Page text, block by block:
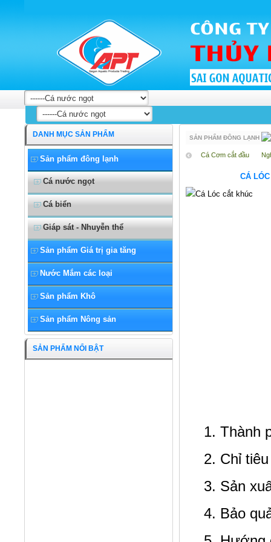
SẢN PHẨM ĐÔNG LẠNH
Cá Cơm cắt đầu
CÁ
1. Thành
2. Chỉ
3. Sản
4. Bảo
DANH MỤC SẢN PHẨM
Sản phẩm đông lạnh
Cá nước ngọt
Cá biển
Giáp sát - Nhuyễn thể
Sản phẩm Giá trị gia tăng
Nước Mắm các loại
Sản phẩm Khô
Sản phẩm Nông sản
SẢN PHẨM NỔI BẬT
Cá Lạt cắt khúc